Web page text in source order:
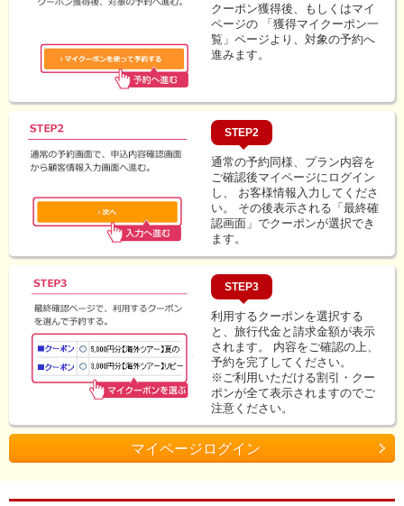
クーポン獲得後、もしくはマイ
ページの 「獲得マイクーポン一
覧」ページより、対象の予約へ
進みます。
STEP2
通常の予約同様、プラン内容を
ご確認後マイページにログイン
し、
お客様情報入力してくださ
い。
その後表示される「最終確
認画面」でクーポンが選択でき
ます。
STEP3
利用するクーポンを選択する
と、旅行代金と請求金額が表示
されます。 内容をご確認の上、
予約を完了してください。
※ご利用いただける割引・クー
ポンが全て表示されますのでご
注意ください。
マイページログイン